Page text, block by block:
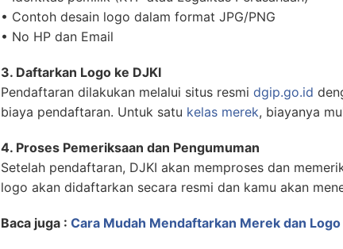
• Contoh desain logo dalam format JPG/PNG
• No HP dan Email
3. Daftarkan Logo ke DJKI
Pendaftaran dilakukan melalui situs resmi dgip.go.id
biaya pendaftaran. Untuk satu kelas merek, biayanya
4. Proses Pemeriksaan dan Pengumuman
Setelah pendaftaran, DJKI akan memproses dan
logo akan didaftarkan secara resmi dan kamu akan
Baca juga : Cara Mudah Mendaftarkan Merek dan